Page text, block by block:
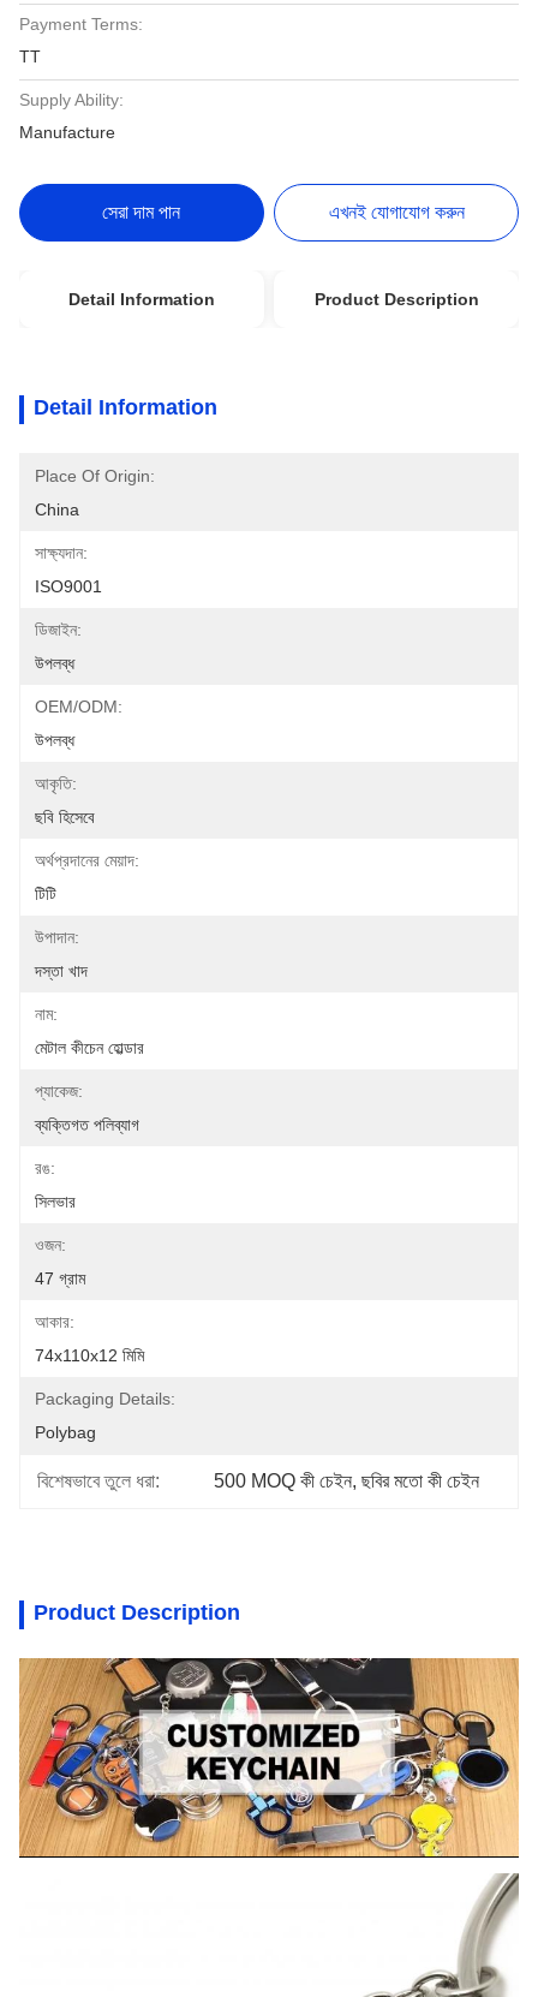
Payment Terms:
TT
Supply Ability:
Manufacture
সেরা দাম পান এখনই যোগাযোগ করুন
Detail Information Product Description
Detail Information
Place Of Origin:
China
সাক্ষ্যদান:
ISO9001
ডিজাইন:
উপলব্ধ
OEM/ODM:
উপলব্ধ
আকৃতি:
ছবি হিসেবে
অর্থপ্রদানের মেয়াদ:
টিটি
উপাদান:
দস্তা খাদ
নাম:
মেটাল কীচেন হোল্ডার
প্যাকেজ:
ব্যক্তিগত পলিব্যাগ
রঙ:
সিলভার
ওজন:
47 গ্রাম
আকার:
74x110x12 মিমি
Packaging Details:
Polybag
বিশেষভাবে তুলে ধরা: 500 MOQ কী চেইন, ছবির মতো কী চেইন
Product Description